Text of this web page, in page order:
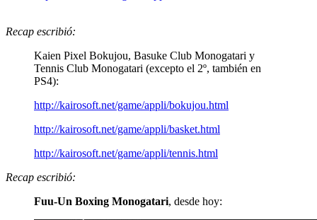
Recap escribió:
Kaien Pixel Bokujou, Basuke Club Monogatari y
Tennis Club Monogatari (excepto el 2º, también en
PS4):
http://kairosoft.net/game/appli/bokujou.html
http://kairosoft.net/game/appli/basket.html
http://kairosoft.net/game/appli/tennis.html
Recap escribió:
Fuu-Un Boxing Monogatari, desde hoy: